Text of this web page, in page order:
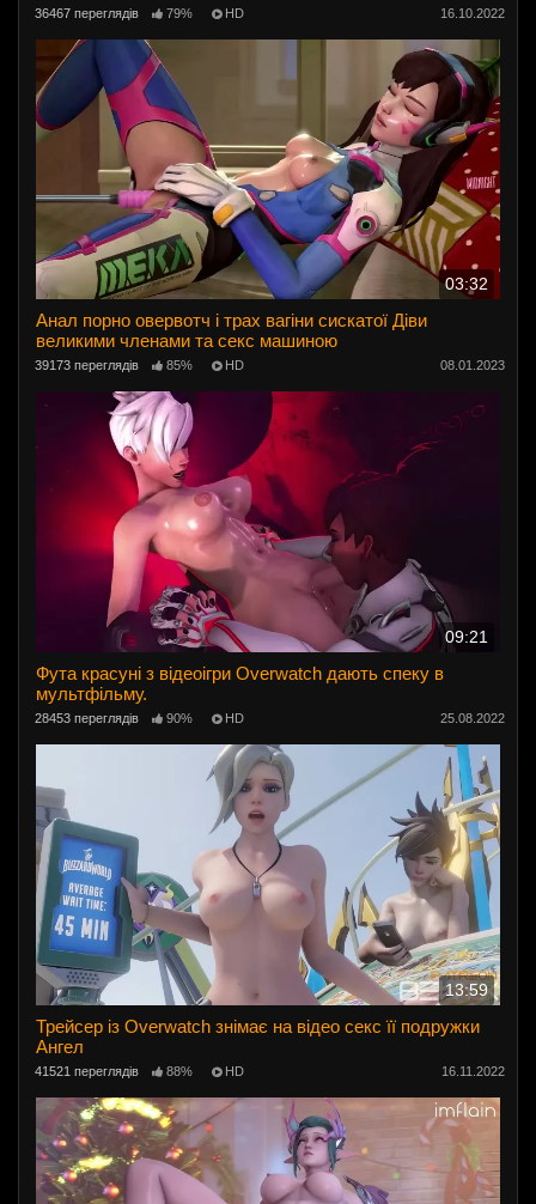
36467 переглядів 79% HD 16.10.2022
03:32
Анал порно овервотч і трах вагіни сискатої Діви
великими членами та секс машиною
39173 переглядів 85% HD 08.01.2023
09:21
Фута красуні з відеоігри Overwatch дають спеку в
мультфільму.
28453 переглядів 90% HD 25.08.2022
13:59
Трейсер із Overwatch знімає на відео секс її подружки
Ангел
41521 переглядів 88% HD 16.11.2022